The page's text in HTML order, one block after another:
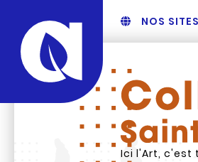
NOS
Ici l'Art, c'est